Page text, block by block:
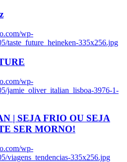
wp-
taste_future_heineken-335x256.jpg
wp-
jamie_oliver_italian_lisboa-3976-1-
| SEJA FRIO OU SEJA
SER MORNO!
wp-
viagens_tendencias-335x256.jpg